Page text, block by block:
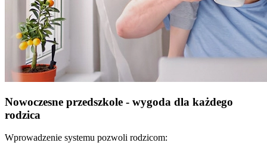
Nowoczesne przedszkole - wygoda dla każdego
rodzica
Wprowadzenie systemu pozwoli rodzicom: